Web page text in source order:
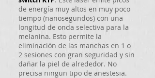
de energía muy altos en muy poco
tiempo (nanosegundos) con una
longitud de onda selectiva para la
melanina. Esto permite la
eliminación de las manchas en 1 o
2 sesiones con gran seguridad y sin
dañar la piel de alrededor. No
precisa ningun tipo de anestesia.